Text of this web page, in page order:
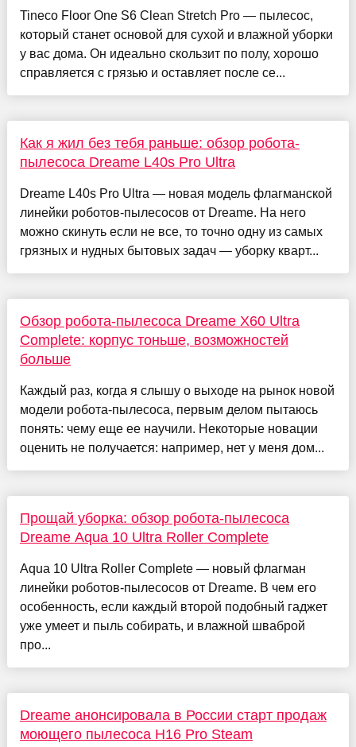
Tineco Floor One S6 Clean Stretch Pro — пылесос,
который станет основой для сухой и влажной уборки
у вас дома. Он идеально скользит по полу, хорошо
справляется с грязью и оставляет после се...
Как я жил без тебя раньше: обзор робота-
пылесоса Dreame L40s Pro Ultra
Dreame L40s Pro Ultra — новая модель флагманской
линейки роботов-пылесосов от Dreame. На него
можно скинуть если не все, то точно одну из самых
грязных и нудных бытовых задач — уборку кварт...
Обзор робота-пылесоса Dreame X60 Ultra
Complete: корпус тоньше, возможностей
больше
Каждый раз, когда я слышу о выходе на рынок новой
модели робота-пылесоса, первым делом пытаюсь
понять: чему еще ее научили. Некоторые новации
оценить не получается: например, нет у меня дом...
Прощай уборка: обзор робота-пылесоса
Dreame Aqua 10 Ultra Roller Complete
Aqua 10 Ultra Roller Complete — новый флагман
линейки роботов-пылесосов от Dreame. В чем его
особенность, если каждый второй подобный гаджет
уже умеет и пыль собирать, и влажной шваброй
про...
Dreame анонсировала в России старт продаж
моющего пылесоса H16 Pro Steam